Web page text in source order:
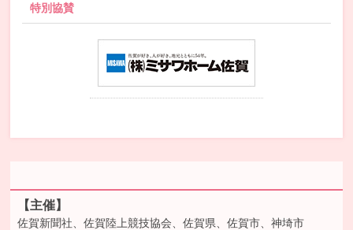
特別協賛
【主催】
佐賀新聞社、佐賀陸上競技協会、佐賀県、佐賀市、神埼市